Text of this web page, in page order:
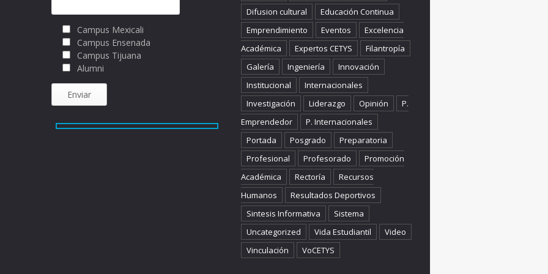
Campus Mexicali
Campus Ensenada
Campus Tijuana
Alumni
Difusion cultural
Educación Continua
Emprendimiento
Eventos
Excelencia
Académica
Expertos CETYS
Filantropía
Galería
Ingeniería
Innovación
Institucional
Internacionales
Investigación
Liderazgo Opinión
P.
Emprendedor
P. Internacionales
Portada
Posgrado
Preparatoria
Profesional
Profesorado
Promoción
Académica
Rectoría
Recursos
Humanos
Resultados Deportivos
Sintesis Informativa
Sistema
Uncategorized
Vida Estudiantil
Video
Vinculación
VoCETYS